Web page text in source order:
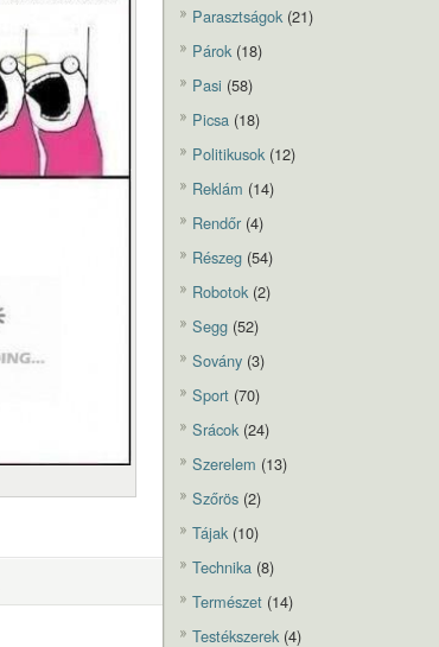
Parasztságok(21)
Párok(18)
Pasi (58)
Picsa (18)
Politikusok(12)
Reklám (14)
Rendőr (4)
Részeg (54)
Robotok(2)
Segg (52)
Sovány (3)
Sport (70)
Srácok(24)
Szerelem (13)
Szőrös (2)
Tájak(10)
Technika (8)
Természet (14)
Testékszerek(4)